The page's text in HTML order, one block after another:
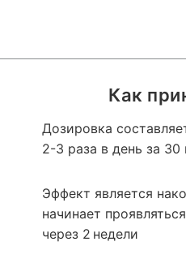
Как
Дозировка
2-3 раза в день за
Эффект является
начинает
через 2 недели